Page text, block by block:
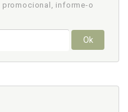
informe-o
Ok